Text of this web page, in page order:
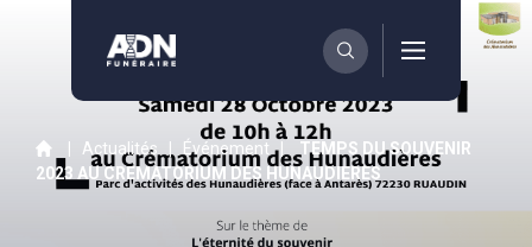
Actualités Événement |
TEMPS DU SOUVENIR
2023 AU CREMATORIUM DES HUNAUDIERES